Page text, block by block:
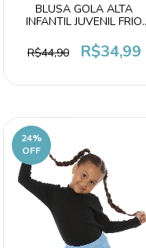
BLUSA GOLA ALTA
INFANTIL JUVENIL FRIO
ALGODÃO AZUL
R$44,90 R$34,99
24%
OFF